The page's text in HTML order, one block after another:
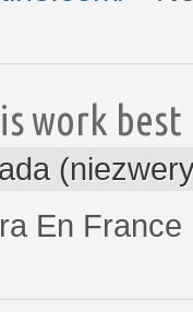
work best
En France